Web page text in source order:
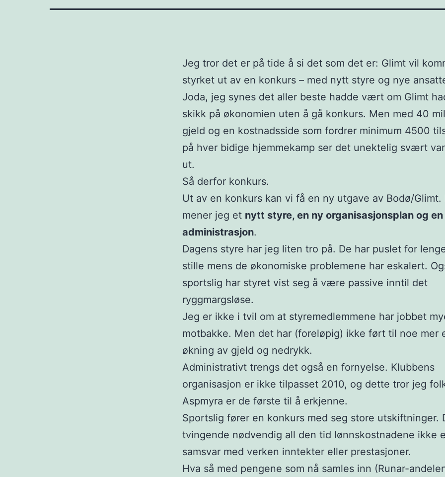
Jeg tror det er på tide å si det som det er: Glimt vil
styrket ut av en konkurs – med nytt styre og nye
Joda, jeg synes det aller beste hadde vært om Glimt
skikk på økonomien uten å gå konkurs. Men med 40
gjeld og en kostnadsside som fordrer minimum 4500
på hver bidige hjemmekamp ser det unektelig svært
ut.
Så derfor konkurs.
Ut av en konkurs kan vi få en ny utgave av Bodø/
mener jeg et nytt styre, en ny organisasjonsplan og
administrasjon.
Dagens styre har jeg liten tro på. De har puslet for
stille mens de økonomiske problemene har eskalert.
sportslig har styret vist seg å være passive inntil det
ryggmargsløse.
Jeg er ikke i tvil om at styremedlemmene har jobbet
motbakke. Men det har (foreløpig) ikke ført til noe mer
økning av gjeld og nedrykk.
Administrativt trengs det også en fornyelse. Klubbens
organisasjon er ikke tilpasset 2010, og dette tror jeg
Aspmyra er de første til å erkjenne.
Sportslig fører en konkurs med seg store utskiftninger.
tvingende nødvendig all den tid lønnskostnadene ikke
samsvar med verken inntekter eller prestasjoner.
Hva så med pengene som nå samles inn (Runar-